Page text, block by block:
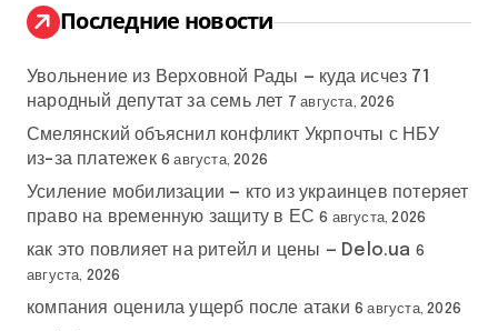
:
Последние новости
Увольнение из Верховной Рады — куда исчез 71
народный депутат за семь лет 7 августа, 2026
Смелянский объяснил конфликт Укрпочты с НБУ
из-за платежек 6 августа, 2026
Усиление мобилизации — кто из украинцев потеряет
право на временную защиту в ЕС 6 августа, 2026
как это повлияет на ритейл и цены — Delo.ua 6
августа, 2026
компания оценила ущерб после атаки 6 августа, 2026